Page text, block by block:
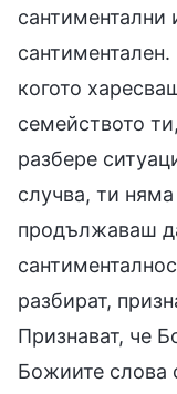
сантиментални
сантиментален.
когото
семейството
разбере
случва, ти
продължаваш
разбират,
Признават, че
Божиите слова